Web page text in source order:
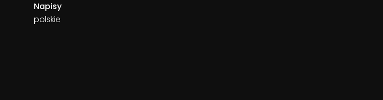
Napisy
polskie